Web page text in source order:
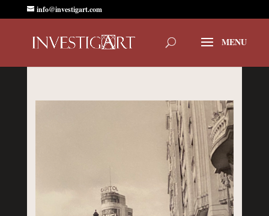
info@investigart.com